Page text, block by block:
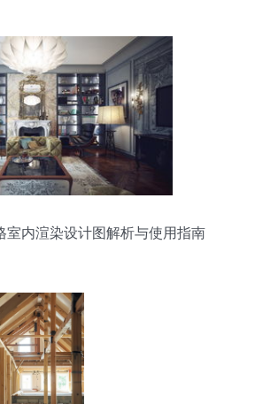
室内渲染设计图解析与使用指南